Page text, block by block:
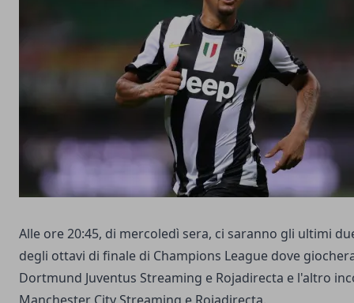
Alle ore 20:45, di mercoledì sera, ci saranno gli ultimi
degli ottavi di finale di Champions League dove
Dortmund Juventus Streaming e Rojadirecta e l'altro